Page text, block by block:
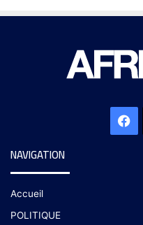
NAVIGATION
Accueil
POLITIQUE